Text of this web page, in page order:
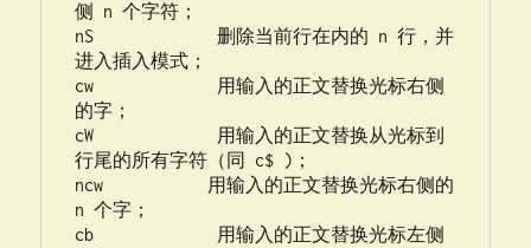
侧 n 个字符；
nS             删除当前行在内的 n 行，并
进入插入模式；
cw             用输入的正文替换光标右侧
的字；
cW             用输入的正文替换从光标到
行尾的所有字符（同 c$ )；
ncw           用输入的正文替换光标右侧的
n 个字；
cb             用输入的正文替换光标左侧